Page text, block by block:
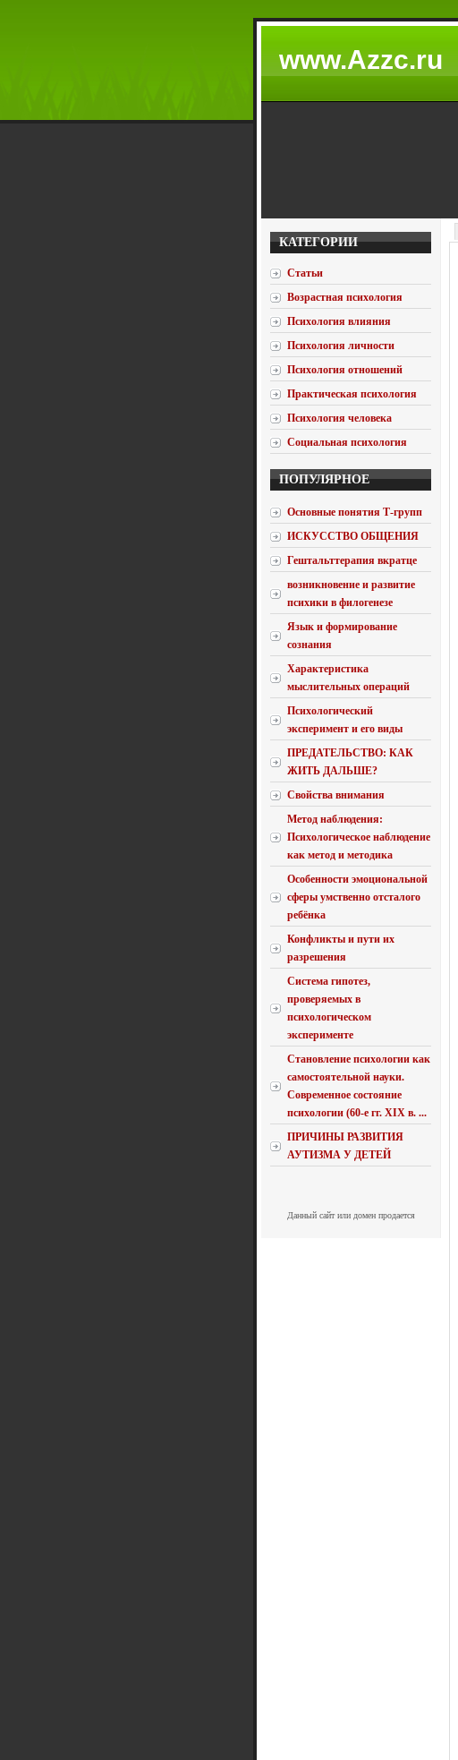
www.Azzc.ru
КАТЕГОРИИ
Статьи
Возрастная психология
Психология влияния
Психология личности
Психология отношений
Практическая психология
Психология человека
Социальная психология
ПОПУЛЯРНОЕ
Основные понятия Т-групп
ИСКУССТВО ОБЩЕНИЯ
Гештальттерапия вкратце
возникновение и развитие
психики в филогенезе
Язык и формирование
сознания
Характеристика
мыслительных операций
Психологический
эксперимент и его виды
ПРЕДАТЕЛЬСТВО: КАК
ЖИТЬ ДАЛЬШЕ?
Свойства внимания
Метод наблюдения:
Психологическое наблюдение
как метод и методика
Особенности эмоциональной
сферы умственно отсталого
ребёнка
Конфликты и пути их
разрешения
Система гипотез,
проверяемых в
психологическом
эксперименте
Становление психологии как
самостоятельной науки.
Современное состояние
психологии (60-е гг. XIX в. ...
ПРИЧИНЫ РАЗВИТИЯ
АУТИЗМА У ДЕТЕЙ
Данный сайт или домен продается